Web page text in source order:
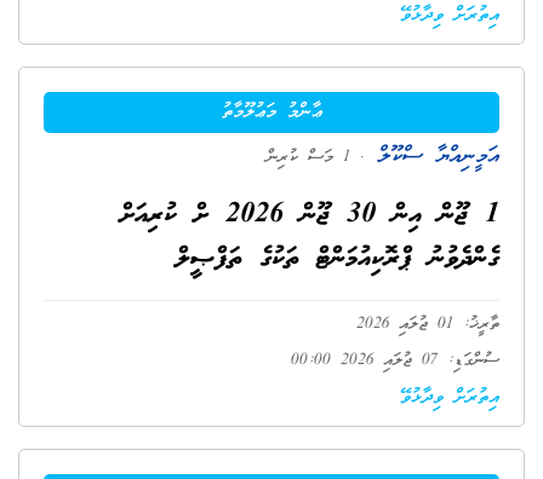
އިތުރަށް ވިދާޅުވޭ
ޢާންމު މަޢުލޫމާތު
އަމީނިއްޔާ ސްކޫލް . 1 މަސް ކުރިން
1 ޖޫން އިން 30 ޖޫން 2026 ށް ކުރިއަށް
ގެންދެވުނު ޕްރޮކިއުމަންޓް ތަކުގެ ތަފްޞީލް
ތާރީޚު: 01 ޖުލައި 2026
ސުންގަޑި: 07 ޖުލައި 2026 00:00
އިތުރަށް ވިދާޅުވޭ